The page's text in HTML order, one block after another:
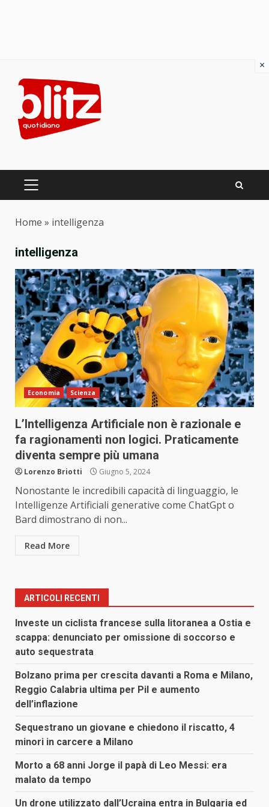
content
PRIMARY
Home » intelligenza
intelligenza
Economia Scienza
L’Intelligenza Artificiale non è razionale e
fa ragionamenti non logici. Praticamente
diventa sempre più umana
Lorenzo Briotti Giugno 5, 2024
Nonostante le incredibili capacità di linguaggio, le
Intelligenze Artificiali generative come ChatGpt o
Bard dimostrano di non...
Read More
ARTICOLI RECENTI
Investe un ciclista francese sulla litoranea a Ostia e
scappa: denunciato per omissione di soccorso e
auto sequestrata
Bolzano prima per crescita davanti a Roma e Milano,
Reggio Calabria ultima per Pil e aumento
dell’inflazione
Sequestrano un giovane e chiedono il riscatto, 4
minori in carcere a Milano
Morto a 68 anni Jorge il papà di Leo Messi: era
malato da tempo
Un drone utilizzato dall’Ucraina entra in Bulgaria ed
×